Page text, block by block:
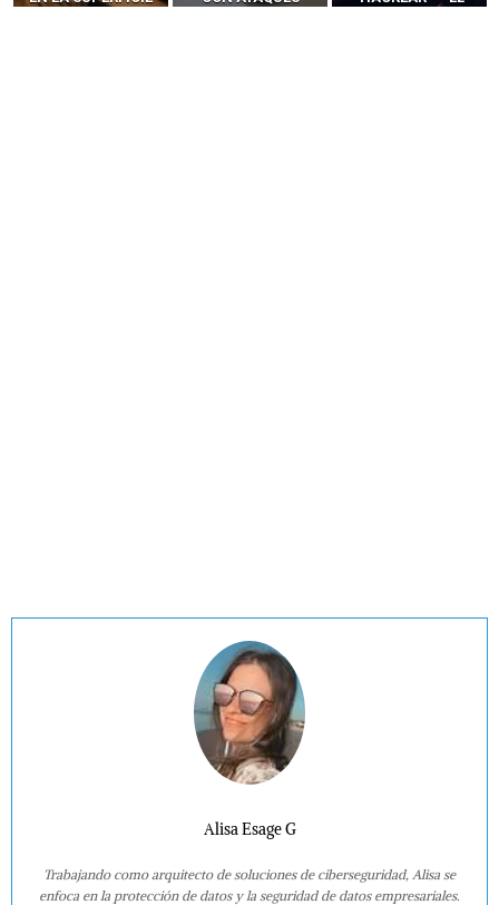
Alisa Esage G
Trabajando como arquitecto de soluciones de ciberseguridad, Alisa se
enfoca en la protección de datos y la seguridad de datos empresariales.